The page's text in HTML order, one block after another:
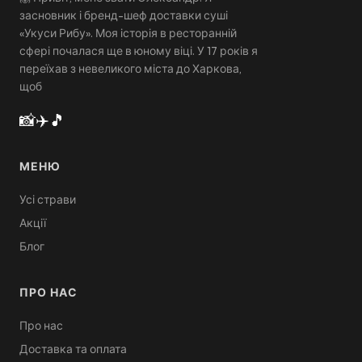
засновник і бренд-шеф доставки суші
«Укуси Рибу». Моя історія в ресторанній
сфері почалася ще в юному віці. У 17 років я
переїхав з невеликого міста до Харкова,
щоб
📸✈️🎵
МЕНЮ
Усі страви
Акції
Блог
ПРО НАС
Про нас
Доставка та оплата